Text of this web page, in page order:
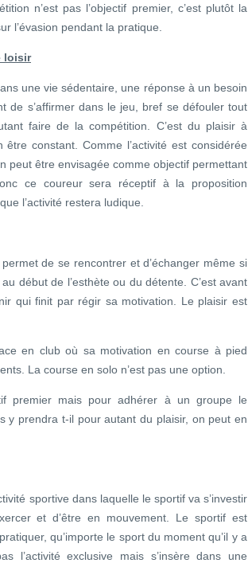
n’est pas l’objectif premier, c’est plutôt la
l’évasion pendant la pratique.
loisir
une vie sédentaire, une réponse à un besoin
de s’affirmer dans le jeu, bref se défouler tout
faire de la compétition. C’est du plaisir à
constant. Comme l’activité est considérée
peut être envisagée comme objectif permettant
ce coureur sera réceptif à la proposition
l’activité restera ludique.
de se rencontrer et d’échanger même si
début de l’esthète ou du détente. C’est avant
qui finit par régir sa motivation. Le plaisir est
en club où sa motivation en course à pied
La course en solo n’est pas une option.
premier mais pour adhérer à un groupe le
y prendra t-il pour autant du plaisir, on peut en
sportive dans laquelle le sportif va s’investir
et d’être en mouvement. Le sportif est
qu’importe le sport du moment qu’il y a
l’activité exclusive mais s’insère dans une